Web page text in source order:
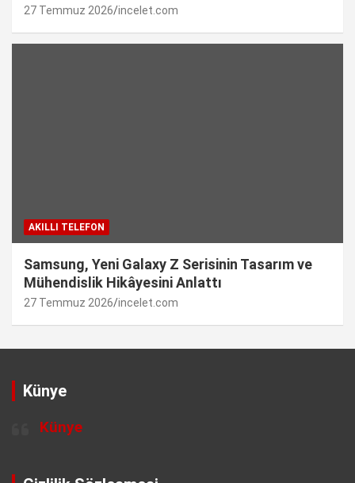
27 Temmuz 2026 incelet.com
AKILLI TELEFON
Samsung, Yeni Galaxy Z Serisinin Tasarım ve
Mühendislik Hikâyesini Anlattı
27 Temmuz 2026 incelet.com
Künye
Künye